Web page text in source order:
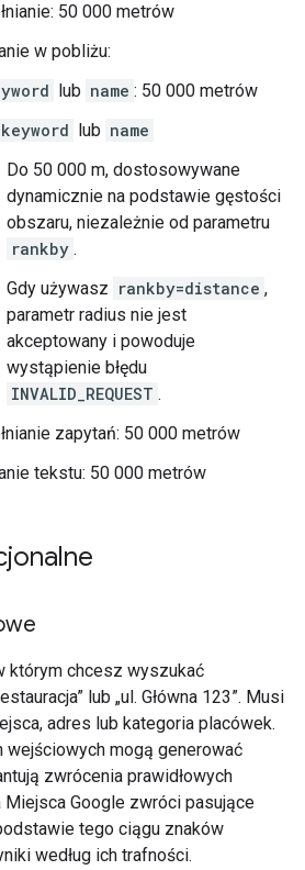
50 000 metrów
w pobliżu:
lub name : 50 000 metrów
keyword lub name
Do 50 000 m, dostosowywane
dynamicznie na podstawie gęstości
obszaru, niezależnie od parametru
rankby .
Gdy używasz rankby=distance ,
parametr radius nie jest
akceptowany i powoduje
wystąpienie błędu
INVALID_REQUEST .
zapytań: 50 000 metrów
tekstu: 50 000 metrów
którym chcesz wyszukać
lub „ul. Główna 123”. Musi
adres lub kategoria placówek.
wejściowych mogą generować
zwrócenia prawidłowych
Miejsca Google zwróci pasujące
tego ciągu znaków
według ich trafności.